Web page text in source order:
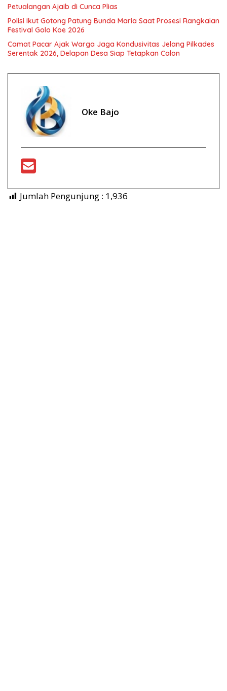
Petualangan Ajaib di Cunca Plias
Polisi Ikut Gotong Patung Bunda Maria Saat Prosesi Rangkaian
Festival Golo Koe 2026
Camat Pacar Ajak Warga Jaga Kondusivitas Jelang Pilkades
Serentak 2026, Delapan Desa Siap Tetapkan Calon
Oke Bajo
Jumlah Pengunjung : 1,936